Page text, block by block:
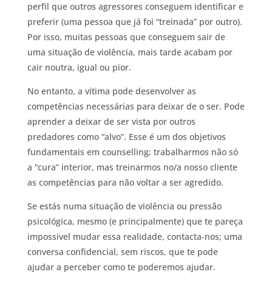
perfil que outros agressores conseguem identificar e
preferir (uma pessoa que já foi “treinada” por outro).
Por isso, muitas pessoas que conseguem sair de
uma situação de violência, mais tarde acabam por
cair noutra, igual ou pior.
No entanto, a vítima pode desenvolver as
competências necessárias para deixar de o ser. Pode
aprender a deixar de ser vista por outros
predadores como “alvo”. Esse é um dos objetivos
fundamentais em counselling; trabalharmos não só
a “cura” interior, mas treinarmos no/a nosso cliente
as competências para não voltar a ser agredido.
Se estás numa situação de violência ou pressão
psicológica, mesmo (e principalmente) que te pareça
impossível mudar essa realidade, contacta-nos; uma
conversa confidencial, sem riscos, que te pode
ajudar a perceber como te poderemos ajudar.